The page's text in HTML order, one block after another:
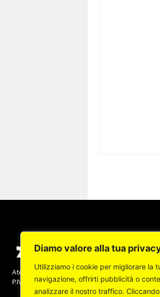
Diamo valore alla tua
Utilizziamo i cookie per migliorare la
navigazione, offrirti pubblicità o
analizzare il nostro traffico. Cliccando
Ateneapoli s.r.l. (socio unico) - Copyright © 2022 -
P.IVA: 07237140632 Tutti i diritti sono riservati